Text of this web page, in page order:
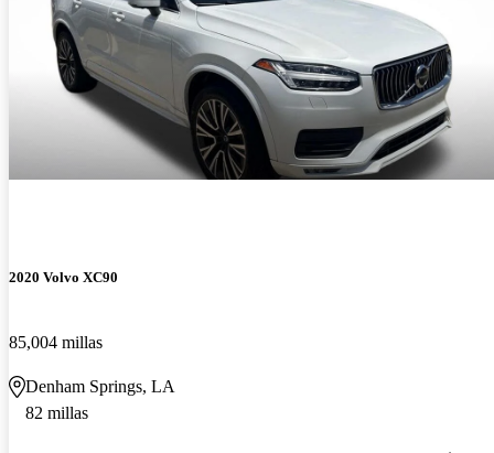
2020 Volvo XC90
85,004 millas
Denham Springs, LA
82 millas